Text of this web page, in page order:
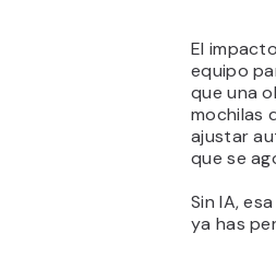
El
equipo
que una
mochilas
ajustar
que se
Sin IA,
ya has